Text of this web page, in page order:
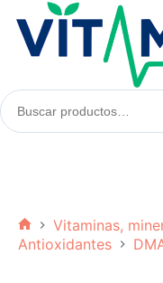
contenido
Buscar
productos:
Inicio
Vitaminas,
Antioxidantes